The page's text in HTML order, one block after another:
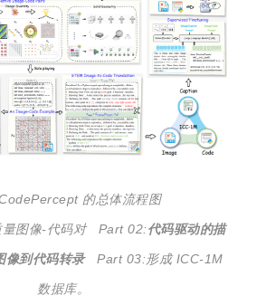
的总体流程图
图像-代码对   Part 02:代码驱动的描
像到代码转录 Part 03:形成 ICC-1M
数据库。